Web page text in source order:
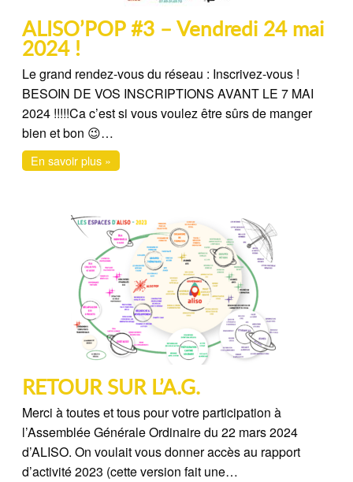
ALISO’POP #3 – Vendredi 24 mai
2024 !
Le grand rendez-vous du réseau : Inscrivez-vous !
BESOIN DE VOS INSCRIPTIONS AVANT LE 7 MAI
2024 !!!!!Ca c’est si vous voulez être sûrs de manger
bien et bon 😉…
En savoir plus »
RETOUR SUR L’A.G.
Merci à toutes et tous pour votre participation à
l’Assemblée Générale Ordinaire du 22 mars 2024
d’ALISO. On voulait vous donner accès au rapport
d’activité 2023 (cette version fait une…